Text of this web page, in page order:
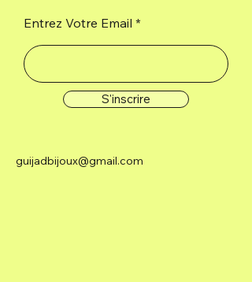
Entrez Votre Email
S'inscrire
guijadbijoux@gmail.com